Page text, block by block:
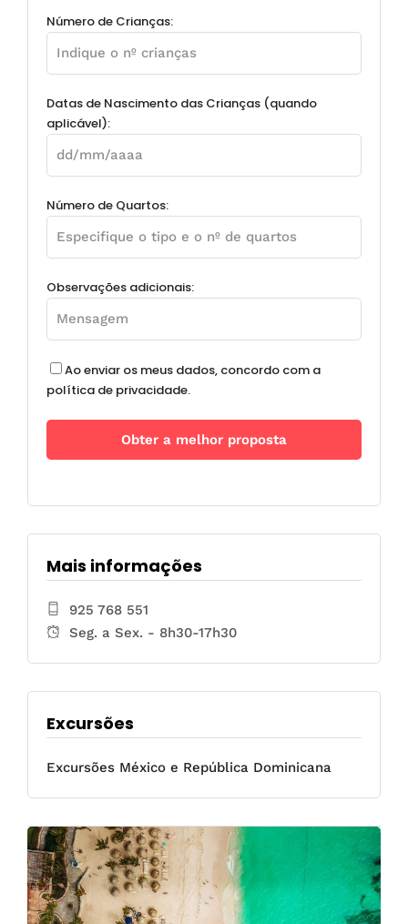
Número de Crianças:
Datas de Nascimento das Crianças (quando
aplicável):
Número de Quartos:
Observações adicionais:
Ao enviar os meus dados, concordo com a
política de privacidade.
Mais informações
925 768 551
Seg. a Sex. - 8h30-17h30
Excursões
Excursões México e República Dominicana